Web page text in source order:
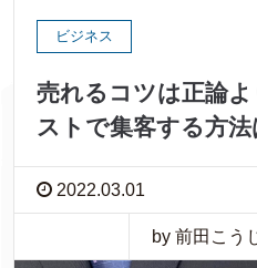
ビジネス
売れるコツは正論
ストで集客する方法
2022.03.01
by 前田こう